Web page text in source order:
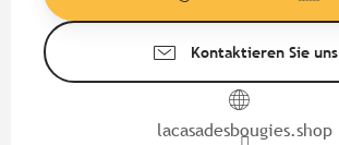
Kontaktieren Sie uns
lacasadesbougies.shop